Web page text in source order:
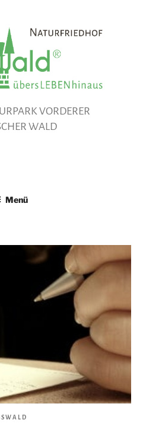
VORDERER
WALD
Menü